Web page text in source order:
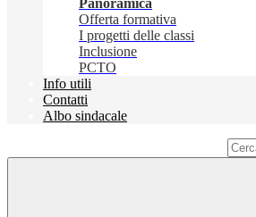
Panoramica
Offerta formativa
I progetti delle classi
Inclusione
PCTO
Info utili
Contatti
Albo sindacale